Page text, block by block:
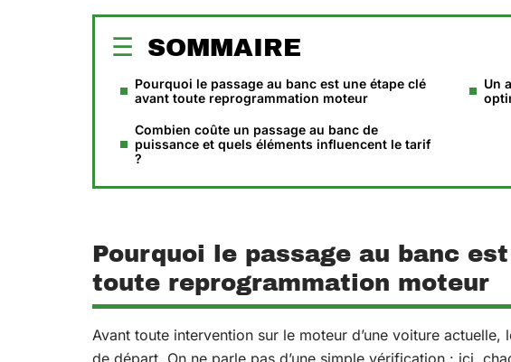
SOMMAIRE
Pourquoi le passage au banc est une étape clé
avant toute reprogrammation moteur
Combien coûte un passage au banc de
puissance et quels éléments influencent le tarif
?
Un
Pourquoi le passage au banc
toute reprogrammation moteur
Avant toute intervention sur le moteur d’une voiture
de départ. On ne parle pas d’une simple vérification : ici,